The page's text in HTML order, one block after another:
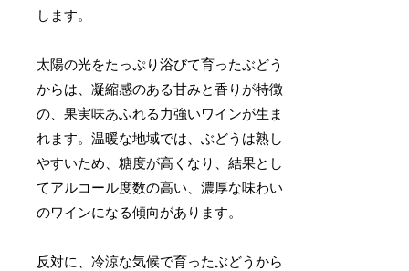
します。
太陽の光をたっぷり浴びて育ったぶどう
からは、凝縮感のある甘みと香りが特徴
の、果実味あふれる力強いワインが生ま
れます。温暖な地域では、ぶどうは熟し
やすいため、糖度が高くなり、結果とし
てアルコール度数の高い、濃厚な味わい
のワインになる傾向があります。
反対に、冷涼な気候で育ったぶどうから